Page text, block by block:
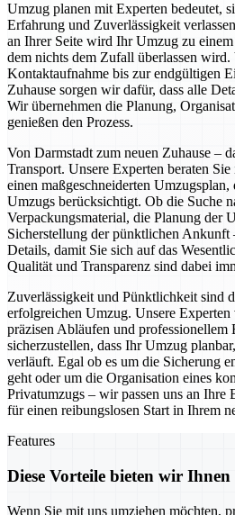
Umzug planen mit Experten bedeutet,
Erfahrung und Zuverlässigkeit
an Ihrer Seite wird Ihr Umzug zu einem
dem nichts dem Zufall überlassen wird.
Kontaktaufnahme bis zur endgültigen
Zuhause sorgen wir dafür, dass alle
Wir übernehmen die Planung,
genießen den Prozess.
Von Darmstadt zum neuen Zuhause –
Transport. Unsere Experten beraten
einen maßgeschneiderten
Umzugs berücksichtigt. Ob die Suche
Verpackungsmaterial, die Planung der
Sicherstellung der pünktlichen
Details, damit Sie sich auf das
Qualität und Transparenz sind dabei
Zuverlässigkeit und Pünktlichkeit sind
erfolgreichen Umzug. Unsere
präzisen Abläufen und professionellem
sicherzustellen, dass Ihr Umzug
verläuft. Egal ob es um die Sicherung
geht oder um die Organisation eines
Privatumzugs – wir passen uns an Ihre
für einen reibungslosen Start in Ihrem
Features
Diese Vorteile bieten wir Ihnen
Wenn Sie mit uns umziehen möchten,